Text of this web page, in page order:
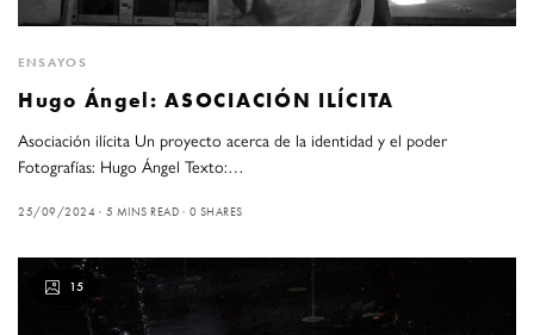
ENSAYOS
Hugo Ángel: ASOCIACIÓN ILÍCITA
Asociación ilícita Un proyecto acerca de la identidad y el poder
Fotografías: Hugo Ángel Texto:…
25/09/2024 5 MINS READ 0 SHARES
15